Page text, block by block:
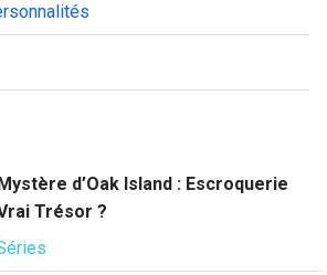
d’Oak Island : Escroquerie
Trésor ?